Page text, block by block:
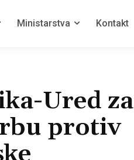
Ministarstva Kontakt
Ured za
protiv